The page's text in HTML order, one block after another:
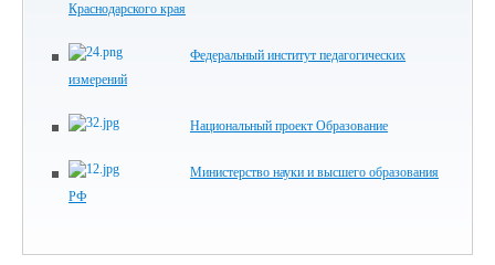
Краснодарского края
Федеральный институт педагогических
измерений
Национальный проект Образование
Министерство науки и высшего образования
РФ